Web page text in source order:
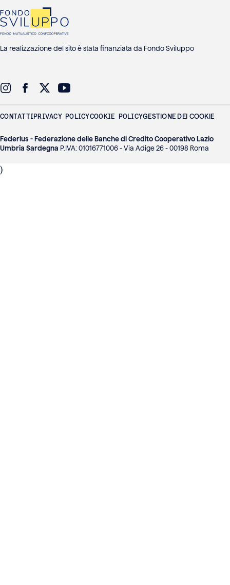
La realizzazione del sito è stata finanziata da Fondo Sviluppo
CONTATTIPRIVACY POLICYCOOKIE POLICYGESTIONE DEI COOKIE
Federlus - Federazione delle Banche di Credito Cooperativo Lazio
Umbria Sardegna P.IVA: 01016771006 - Via Adige 26 - 00198 Roma
)